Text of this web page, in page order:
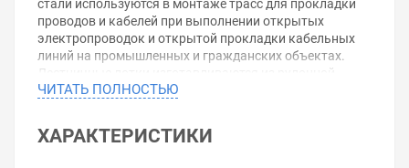
стали используются в монтаже трасс для прокладки
проводов и кабелей при выполнении открытых
электропроводок и открытой прокладки кабельных
линий на промышленных и гражданских объектах.
Лестничные лотки изготавливаются из рулонной
холоднокатанной стали, оцинкованной горячим
(ГОСТ 14918-80).
Высокая несущая способность лестничных лотков
ЧИТАТЬ ПОЛНОСТЬЮ
ХАРАКТЕРИСТИКИ